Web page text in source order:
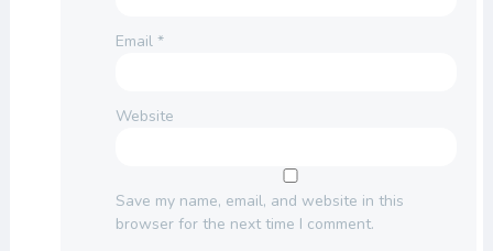
Email *
Website
Save my name, email, and website in this
browser for the next time I comment.